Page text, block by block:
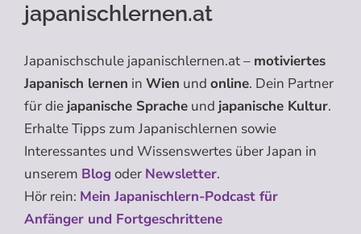
japanischlernen.at
Japanischschule japanischlernen.at – motiviertes
Japanisch lernen in Wien und online. Dein Partner
für die japanische Sprache und japanische Kultur.
Erhalte Tipps zum Japanischlernen sowie
Interessantes und Wissenswertes über Japan in
unserem Blogoder Newsletter.
Hör rein: Mein Japanischlern-Podcast für
Anfänger und Fortgeschrittene